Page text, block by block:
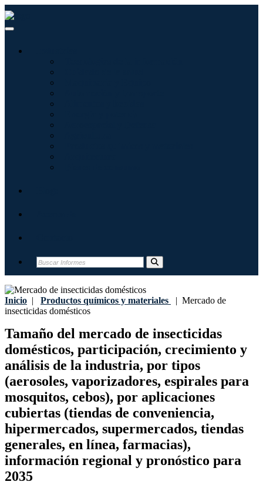
Inicio | Productos químicos y materiales | Mercado de
insecticidas domésticos
Tamaño del mercado de insecticidas
domésticos, participación, crecimiento y
análisis de la industria, por tipos
(aerosoles, vaporizadores, espirales para
mosquitos, cebos), por aplicaciones
cubiertas (tiendas de conveniencia,
hipermercados, supermercados, tiendas
generales, en línea, farmacias),
información regional y pronóstico para
2035